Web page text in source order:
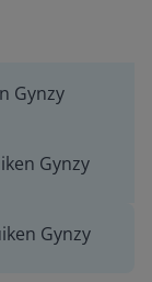
Gynzy
Gynzy
Gynzy